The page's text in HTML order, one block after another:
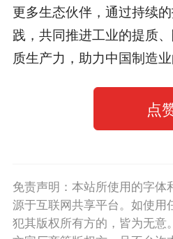
更多生态伙伴，通过持续
践，共同推进工业的提质
质生产力，助力中国制造业
点
免责声明：本站所使用的字体
源于互联网共享平台。如使用
犯其版权所有方的，皆为无意